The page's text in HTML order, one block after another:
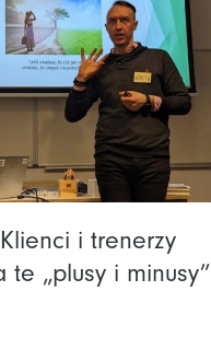
i trenerzy
te „plusy i minusy”